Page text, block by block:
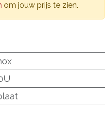
om jouw prijs te zien.